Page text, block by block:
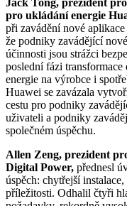
Jack Tong, prezident
pro ukládání energie
při zavádění nové
že podniky zavádějící
účinnosti jsou strážci
poslední fázi
energie na výrobce i
Huawei se zavázala
cestu pro podniky
uživateli a podniky
společném úspěchu.
Allen Zeng, prezident
Digital Power, přednesl
úspěch: chytřejší
příležitosti. Odhalil čtyři